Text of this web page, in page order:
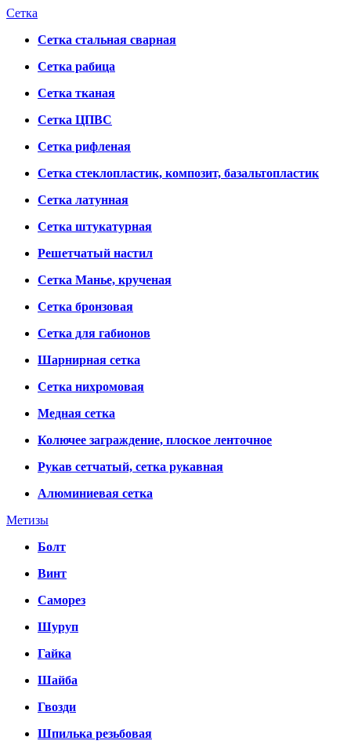
Сетка
Сетка стальная сварная
Сетка рабица
Сетка тканая
Сетка ЦПВС
Сетка рифленая
Сетка стеклопластик, композит, базальтопластик
Сетка латунная
Сетка штукатурная
Решетчатый настил
Сетка Манье, крученая
Сетка бронзовая
Сетка для габионов
Шарнирная сетка
Сетка нихромовая
Медная сетка
Колючее заграждение, плоское ленточное
Рукав сетчатый, сетка рукавная
Алюминиевая сетка
Метизы
Болт
Винт
Саморез
Шуруп
Гайка
Шайба
Гвозди
Шпилька резьбовая